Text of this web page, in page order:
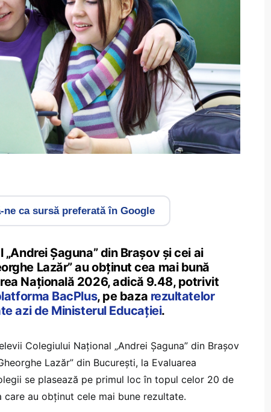
ne ca sursă preferată în Google
Șaguna” din Brașov și cei ai
Lazăr” au obținut cea mai bună
Națională 2026, adică 9.48, potrivit
BacPlus, pe baza rezultatelor
azi de Ministerul Educației.
Colegiului Național „Andrei Șaguna” din Brașov
Lazăr” din București, la Evaluarea
se plasează pe primul loc în topul celor 20 de
care au obținut cele mai bune rezultate.